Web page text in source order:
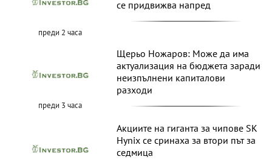
преди 2 часа
се придвижва напред
преди 3 часа
Щерьо Ножаров: Може да има
актуализация на бюджета заради
неизпълнени капиталови
разходи
Акциите на гиганта за чипове SK
Hynix се сринаха за втори път за
седмица